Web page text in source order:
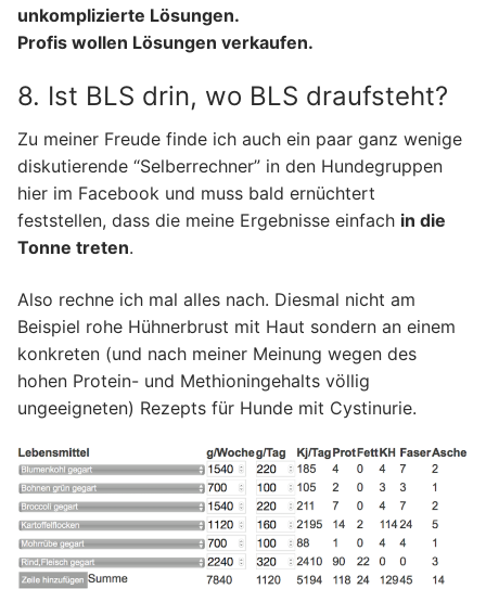
unkomplizierte Lösungen.
Profis wollen Lösungen verkaufen.
8. Ist BLS drin, wo BLS draufsteht?
Zu meiner Freude finde ich auch ein paar ganz wenige
diskutierende “Selberrechner” in den Hundegruppen
hier im Facebook und muss bald ernüchtert
feststellen, dass die meine Ergebnisse einfach in die
Tonne treten.
Also rechne ich mal alles nach. Diesmal nicht am
Beispiel rohe Hühnerbrust mit Haut sondern an einem
konkreten (und nach meiner Meinung wegen des
hohen Protein- und Methioningehalts völlig
ungeeigneten) Rezepts für Hunde mit Cystinurie.